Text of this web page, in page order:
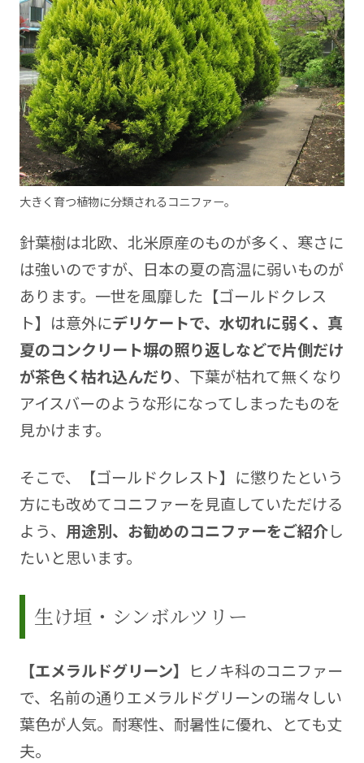
大きく育つ植物に分類されるコニファー。
針葉樹は北欧、北米原産のものが多く、寒さに
は強いのですが、日本の夏の高温に弱いものが
あります。一世を風靡した【ゴールドクレス
ト】は意外にデリケートで、水切れに弱く、真
夏のコンクリート塀の照り返しなどで片側だけ
が茶色く枯れ込んだり、下葉が枯れて無くなり
アイスバーのような形になってしまったものを
見かけます。
そこで、【ゴールドクレスト】に懲りたという
方にも改めてコニファーを見直していただける
よう、 用途別、お勧めのコニファーをご紹介し
たいと思います。
生け垣・シンボルツリー
【エメラルドグリーン】 ヒノキ科のコニファー
で、名前の通りエメラルドグリーンの瑞々しい
葉色が人気。耐寒性、耐暑性に優れ、とても丈
夫。